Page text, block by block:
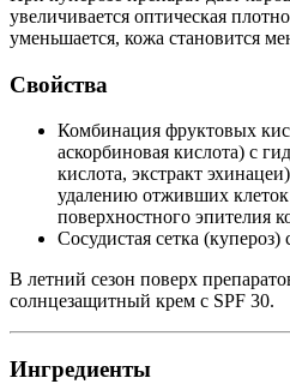
увеличивается оптическая
уменьшается, кожа становится
Свойства
Комбинация фруктовых
аскорбиновая кислота) с
кислота, экстракт
удалению отживших
поверхностного эпителия
Сосудистая сетка (купероз)
В летний сезон поверх
солнцезащитный крем с SPF 30.
Ингредиенты